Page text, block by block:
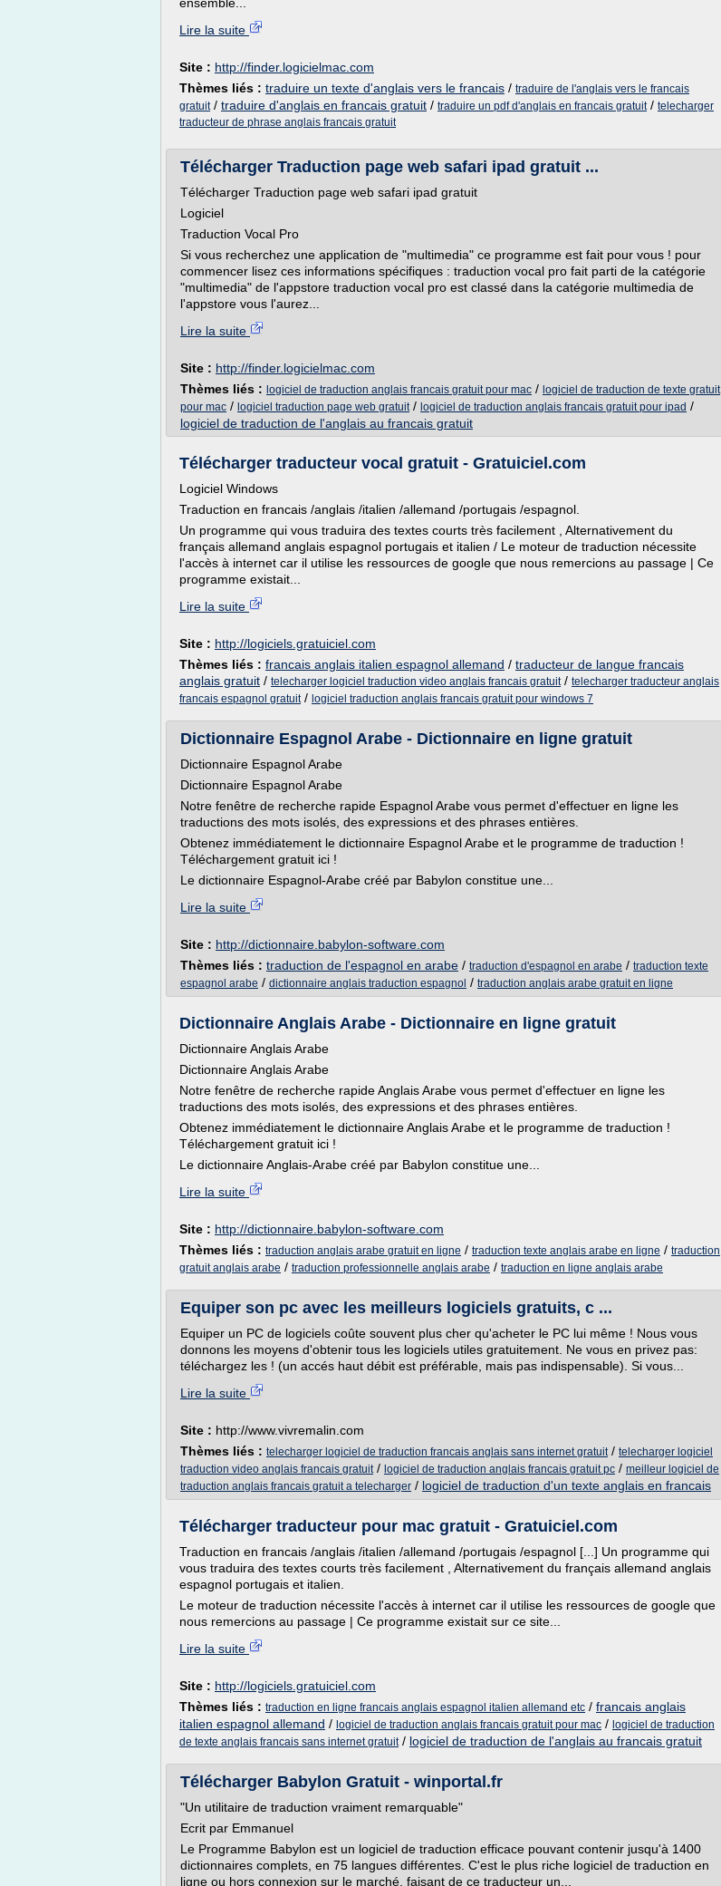
Lire la suite
Site : http://finder.logicielmac.com
Thèmes liés : traduire un texte d'anglais vers le francais / traduire de l'anglais vers le francais
gratuit/ traduire d'anglais en francais gratuit / traduire un pdf d'anglais en francais gratuit/ telecharger
traducteur de phrase anglais francais gratuit
Télécharger Traduction page web safari ipad gratuit ...
Télécharger Traduction page web safari ipad gratuit
Logiciel
Traduction Vocal Pro
Si vous recherchez une application de "multimedia" ce programme est fait pour vous ! pour
commencer lisez ces informations spécifiques : traduction vocal pro fait parti de la catégorie
"multimedia" de l'appstore traduction vocal pro est classé dans la catégorie multimedia de
l'appstore vous l'aurez...
Lire la suite
Site : http://finder.logicielmac.com
Thèmes liés : logiciel de traduction anglais francais gratuit pour mac / logiciel de traduction de texte gratuit
pour mac / logiciel traduction page web gratuit/ logiciel de traduction anglais francais gratuit pour ipad /
logiciel de traduction de l'anglais au francais gratuit
Télécharger traducteur vocal gratuit - Gratuiciel.com
Logiciel Windows
Traduction en francais /anglais /italien /allemand /portugais /espagnol.
Un programme qui vous traduira des textes courts très facilement , Alternativement du
français allemand anglais espagnol portugais et italien / Le moteur de traduction nécessite
l'accès à internet car il utilise les ressources de google que nous remercions au passage | Ce
programme existait...
Lire la suite
Site : http://logiciels.gratuiciel.com
Thèmes liés : francais anglais italien espagnol allemand / traducteur de langue francais
anglais gratuit / telecharger logiciel traduction video anglais francais gratuit/ telecharger traducteur anglais
francais espagnol gratuit/ logiciel traduction anglais francais gratuit pour windows 7
Dictionnaire Espagnol Arabe - Dictionnaire en ligne gratuit
Dictionnaire Espagnol Arabe
Dictionnaire Espagnol Arabe
Notre fenêtre de recherche rapide Espagnol Arabe vous permet d'effectuer en ligne les
traductions des mots isolés, des expressions et des phrases entières.
Obtenez immédiatement le dictionnaire Espagnol Arabe et le programme de traduction !
Téléchargement gratuit ici !
Le dictionnaire Espagnol-Arabe créé par Babylon constitue une...
Lire la suite
Site : http://dictionnaire.babylon-software.com
Thèmes liés : traduction de l'espagnol en arabe / traduction d'espagnol en arabe / traduction texte
espagnol arabe / dictionnaire anglais traduction espagnol / traduction anglais arabe gratuit en ligne
Dictionnaire Anglais Arabe - Dictionnaire en ligne gratuit
Dictionnaire Anglais Arabe
Dictionnaire Anglais Arabe
Notre fenêtre de recherche rapide Anglais Arabe vous permet d'effectuer en ligne les
traductions des mots isolés, des expressions et des phrases entières.
Obtenez immédiatement le dictionnaire Anglais Arabe et le programme de traduction !
Téléchargement gratuit ici !
Le dictionnaire Anglais-Arabe créé par Babylon constitue une...
Lire la suite
Site : http://dictionnaire.babylon-software.com
Thèmes liés : traduction anglais arabe gratuit en ligne / traduction texte anglais arabe en ligne / traduction
gratuit anglais arabe / traduction professionnelle anglais arabe / traduction en ligne anglais arabe
Equiper son pc avec les meilleurs logiciels gratuits, c ...
Equiper un PC de logiciels coûte souvent plus cher qu'acheter le PC lui même ! Nous vous
donnons les moyens d'obtenir tous les logiciels utiles gratuitement. Ne vous en privez pas:
téléchargez les ! (un accés haut débit est préférable, mais pas indispensable). Si vous...
Lire la suite
Site : http://www.vivremalin.com
Thèmes liés : telecharger logiciel de traduction francais anglais sans internet gratuit/ telecharger logiciel
traduction video anglais francais gratuit/ logiciel de traduction anglais francais gratuit pc / meilleur logiciel de
traduction anglais francais gratuit a telecharger / logiciel de traduction d'un texte anglais en francais
Télécharger traducteur pour mac gratuit - Gratuiciel.com
Traduction en francais /anglais /italien /allemand /portugais /espagnol [...] Un programme qui
vous traduira des textes courts très facilement , Alternativement du français allemand anglais
espagnol portugais et italien.
Le moteur de traduction nécessite l'accès à internet car il utilise les ressources de google que
nous remercions au passage | Ce programme existait sur ce site...
Lire la suite
Site : http://logiciels.gratuiciel.com
Thèmes liés : traduction en ligne francais anglais espagnol italien allemand etc / francais anglais
italien espagnol allemand / logiciel de traduction anglais francais gratuit pour mac / logiciel de traduction
de texte anglais francais sans internet gratuit/ logiciel de traduction de l'anglais au francais gratuit
Télécharger Babylon Gratuit - winportal.fr
"Un utilitaire de traduction vraiment remarquable"
Ecrit par Emmanuel
Le Programme Babylon est un logiciel de traduction efficace pouvant contenir jusqu'à 1400
dictionnaires complets, en 75 langues différentes. C'est le plus riche logiciel de traduction en
ligne ou hors connexion sur le marché, faisant de ce traducteur un...